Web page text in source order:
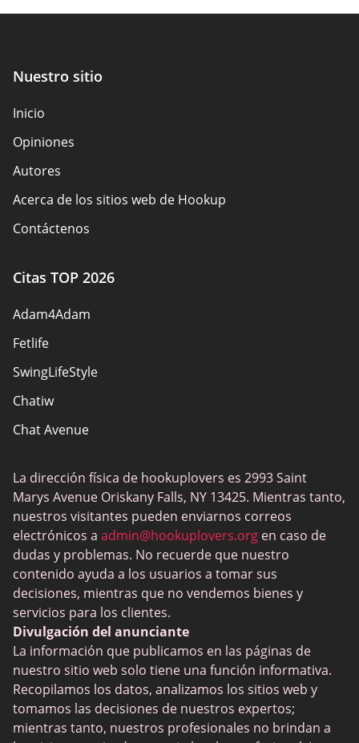
Nuestro sitio
Inicio
Opiniones
Autores
Acerca de los sitios web de Hookup
Contáctenos
Convertirse en socio
Mapa del sitio
Citas TOP 2026
Adam4Adam
Fetlife
SwingLifeStyle
Chatiw
Chat Avenue
Flingster
BlackPeopleMeet
Wireclub
Feabie.com
Biggercity
Fap CEO
Shagle
Spdate
eHarmony
La dirección física de hookuplovers es 2993 Saint
Marys Avenue Oriskany Falls, NY 13425. Mientras tanto,
nuestros visitantes pueden enviarnos correos
electrónicos a admin@hookuplovers.org en caso de
dudas y problemas. No recuerde que nuestro
contenido ayuda a los usuarios a tomar sus
decisiones, mientras que no vendemos bienes y
servicios para los clientes.
Divulgación del anunciante
La información que publicamos en las páginas de
nuestro sitio web solo tiene una función informativa.
Recopilamos los datos, analizamos los sitios web y
tomamos las decisiones de nuestros expertos;
mientras tanto, nuestros profesionales no brindan a